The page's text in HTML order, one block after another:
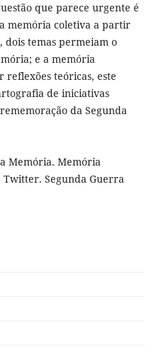
que parece urgente é
memória coletiva a partir
dois temas permeiam o
e a memória
teóricas, este
de iniciativas
da Segunda
Memória. Memória
Segunda Guerra